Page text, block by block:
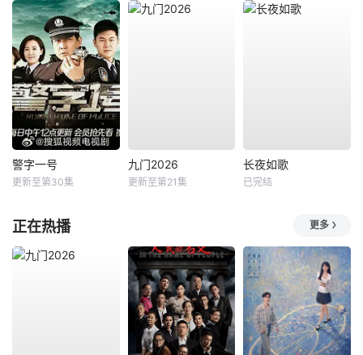
警字一号
更新至第30集
九门2026
更新至第21集
长夜如歌
已完结
正在热播 更多